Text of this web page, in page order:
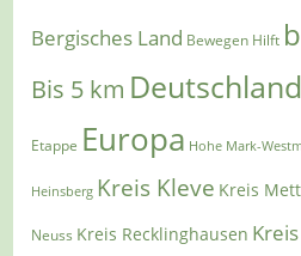
Bergisches Land Bewegen Hilft
Bis 5 km Deutschland
Etappe Europa Hohe Mark-
Heinsberg Kreis Kleve Kreis
Neuss Kreis Recklinghausen